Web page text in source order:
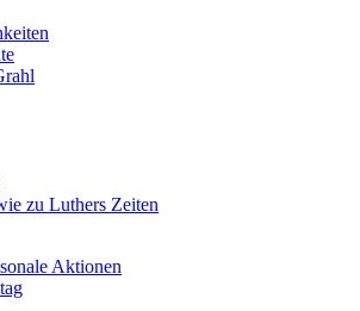
zu Luthers Zeiten
Aktionen